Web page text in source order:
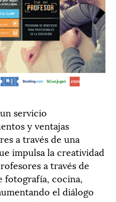
servicio
y ventajas
a través de una
impulsa la creatividad
a través de
fotografía, cocina,
el diálogo